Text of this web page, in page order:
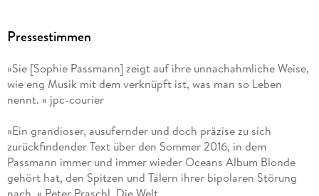
Passmann Podcast« ist ein riesiger Erfolg und erreicht seit
Hörer:innenschaft über Streamingplattformen und YouTube.
Pressestimmen
»Sie [Sophie Passmann] zeigt auf ihre unnachahmliche Weise,
wie eng Musik mit dem verknüpft ist, was man so Leben
nennt. « jpc-courier
»Ein grandioser, ausufernder und doch präzise zu sich
zurückfindender Text über den Sommer 2016, in dem
Passmann immer und immer wieder Oceans Album Blonde
gehört hat, den Spitzen und Tälern ihrer bipolaren Störung